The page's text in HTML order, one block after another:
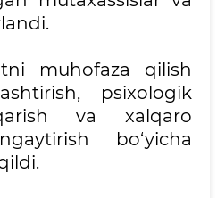
muhofaza qilish
psixologik
va xalqaro
bo‘yicha